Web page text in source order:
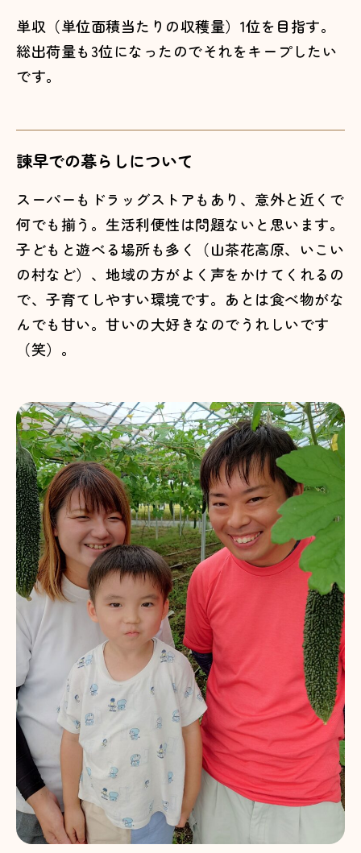
単収（単位面積当たりの収穫量）1位を目指す。
総出荷量も3位になったのでそれをキープしたい
です。
諫早での暮らしについて
スーパーもドラッグストアもあり、意外と近くで
何でも揃う。生活利便性は問題ないと思います。
子どもと遊べる場所も多く（山茶花高原、いこい
の村など）、地域の方がよく声をかけてくれるの
で、子育てしやすい環境です。あとは食べ物がな
んでも甘い。甘いの大好きなのでうれしいです
（笑）。